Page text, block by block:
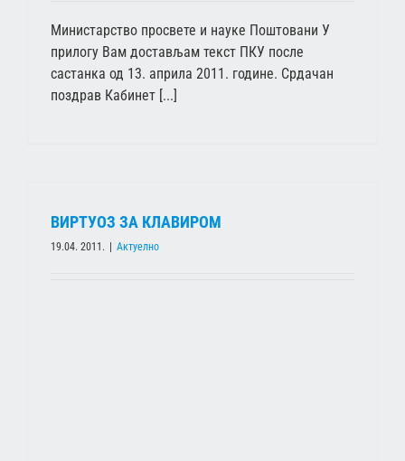
Министарство просвете и науке Поштовани У
прилогу Вам достављам текст ПКУ после
састанка од 13. априла 2011. године. Срдачан
поздрав Кабинет [...]
ВИРТУОЗ ЗА КЛАВИРОМ
19.04. 2011. Актуелно